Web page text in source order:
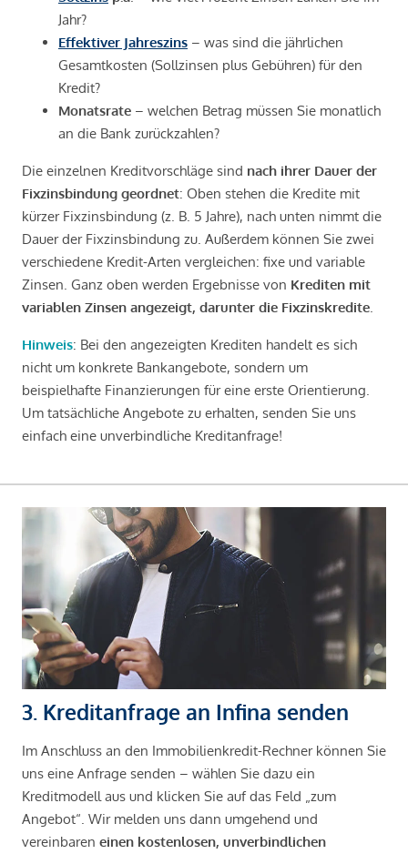
Jahr?
Effektiver Jahreszins – was sind die jährlichen
Gesamtkosten (Sollzinsen plus Gebühren) für den
Kredit?
Monatsrate – welchen Betrag müssen Sie monatlich
an die Bank zurückzahlen?
Die einzelnen Kreditvorschläge sind nach ihrer Dauer der
Fixzinsbindung geordnet: Oben stehen die Kredite mit
kürzer Fixzinsbindung (z. B. 5 Jahre), nach unten nimmt die
Dauer der Fixzinsbindung zu. Außerdem können Sie zwei
verschiedene Kredit-Arten vergleichen: fixe und variable
Zinsen. Ganz oben werden Ergebnisse von Krediten mit
variablen Zinsen angezeigt, darunter die Fixzinskredite
Hinweis: Bei den angezeigten Krediten handelt es sich
nicht um konkrete Bankangebote, sondern um
beispielhafte Finanzierungen für eine erste Orientierung.
Um tatsächliche Angebote zu erhalten, senden Sie uns
einfach eine unverbindliche Kreditanfrage!
3. Kreditanfrage an Infina senden
Im Anschluss an den Immobilienkredit-Rechner können Sie
uns eine Anfrage senden – wählen Sie dazu ein
Kreditmodell aus und klicken Sie auf das Feld „zum
Angebot“. Wir melden uns dann umgehend und
vereinbaren einen kostenlosen, unverbindlichen